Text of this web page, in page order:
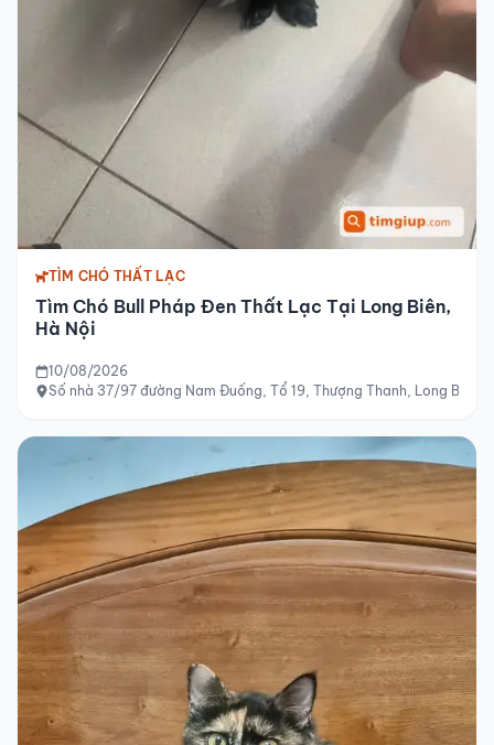
TÌM CHÓ THẤT LẠC
Tìm Chó Bull Pháp Đen Thất Lạc Tại Long Biên,
Hà Nội
10/08/2026
Số nhà 37/97 đường Nam Đuống, Tổ 19, Thượng Thanh, Long Biên,